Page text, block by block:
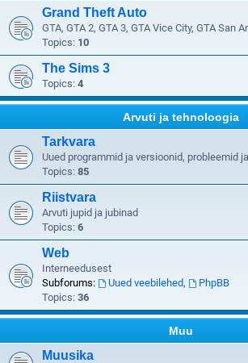
Grand Theft Auto
GTA, GTA 2, GTA 3, GTA Vice City, GTA San
Topics: 10
The Sims 3
Topics: 4
Arvuti ja tehnoloogia
Tarkvara
Uued programmid ja versioonid, probleemid
Topics: 85
Riistvara
Arvuti jupid ja jubinad
Topics: 6
Web
Interneedusest
Subforums:
Uued veebilehed,
PhpBB
Topics: 36
Muu
Muusika